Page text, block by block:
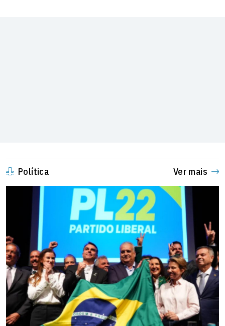
Política Ver mais